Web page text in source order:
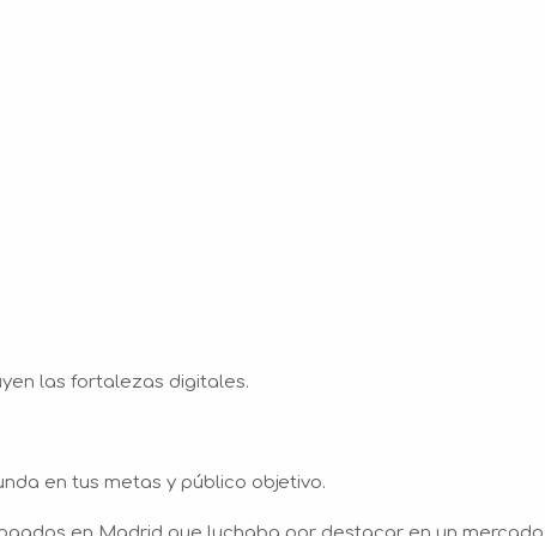
las fortalezas digitales.
en tus metas y público objetivo.